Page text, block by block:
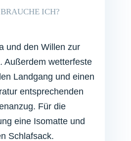
ICH?
und den Willen zur
Außerdem wetterfeste
Landgang und einen
entsprechenden
Für die
eine Isomatte und
Schlafsack.